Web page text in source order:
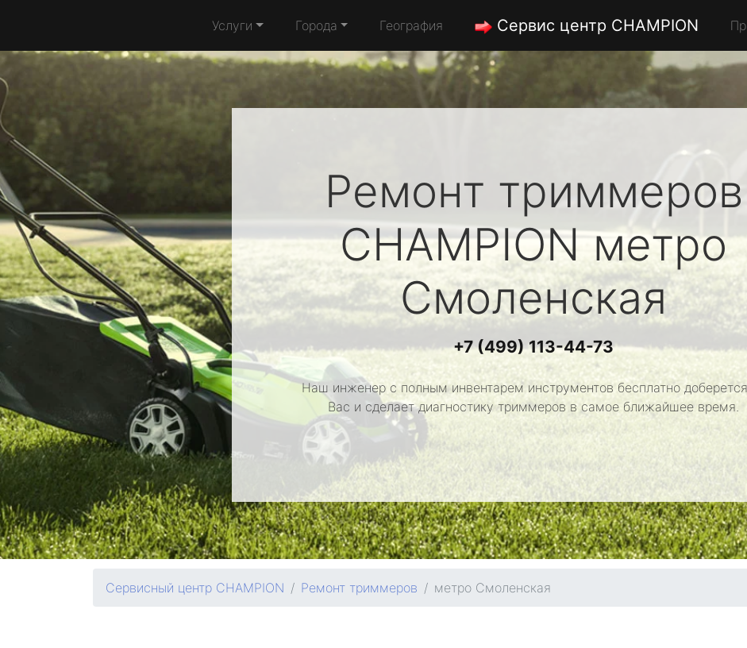
Услуги Города География Сервис центр CHAMPION
Ремонт триммеров
CHAMPIONметро
Смоленская
+7 (499) 113-44-73
Наш инженер с полным инвентарем инструментов бесплатно
Вас и сделает диагностику триммеров в самое ближайшее время.
Сервисный центр CHAMPION Ремонт триммеров метро Смоленская